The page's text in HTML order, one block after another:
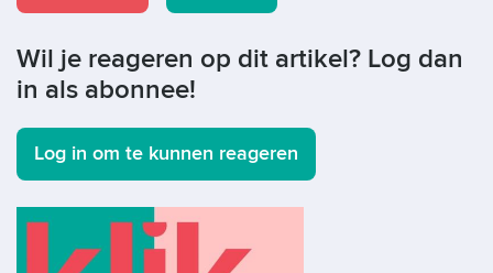
Wil je reageren op dit artikel? Log dan
in als abonnee!
Log in om te kunnen reageren